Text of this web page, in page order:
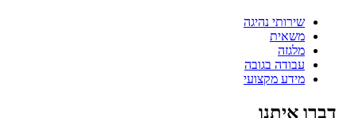
שירותי נהיגה
משאית
מלגזה
עבודה בגובה
מידע מקצועי
דברו איתנו